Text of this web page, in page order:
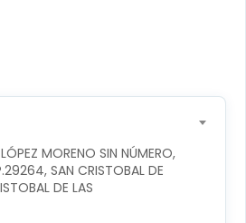
MORENO SIN NÚMERO,
SAN CRISTOBAL DE
DE LAS